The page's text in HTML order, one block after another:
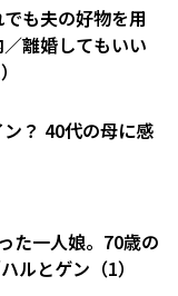
でも夫の好物を用
離婚してもいい
？ 40代の母に感
た一人娘。70歳の
ルとゲン（1）